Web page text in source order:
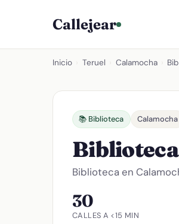
Callejear
Inicio Teruel Calamocha
📚 Biblioteca Calamocha
Biblioteca en
30
CALLES A <15 MIN